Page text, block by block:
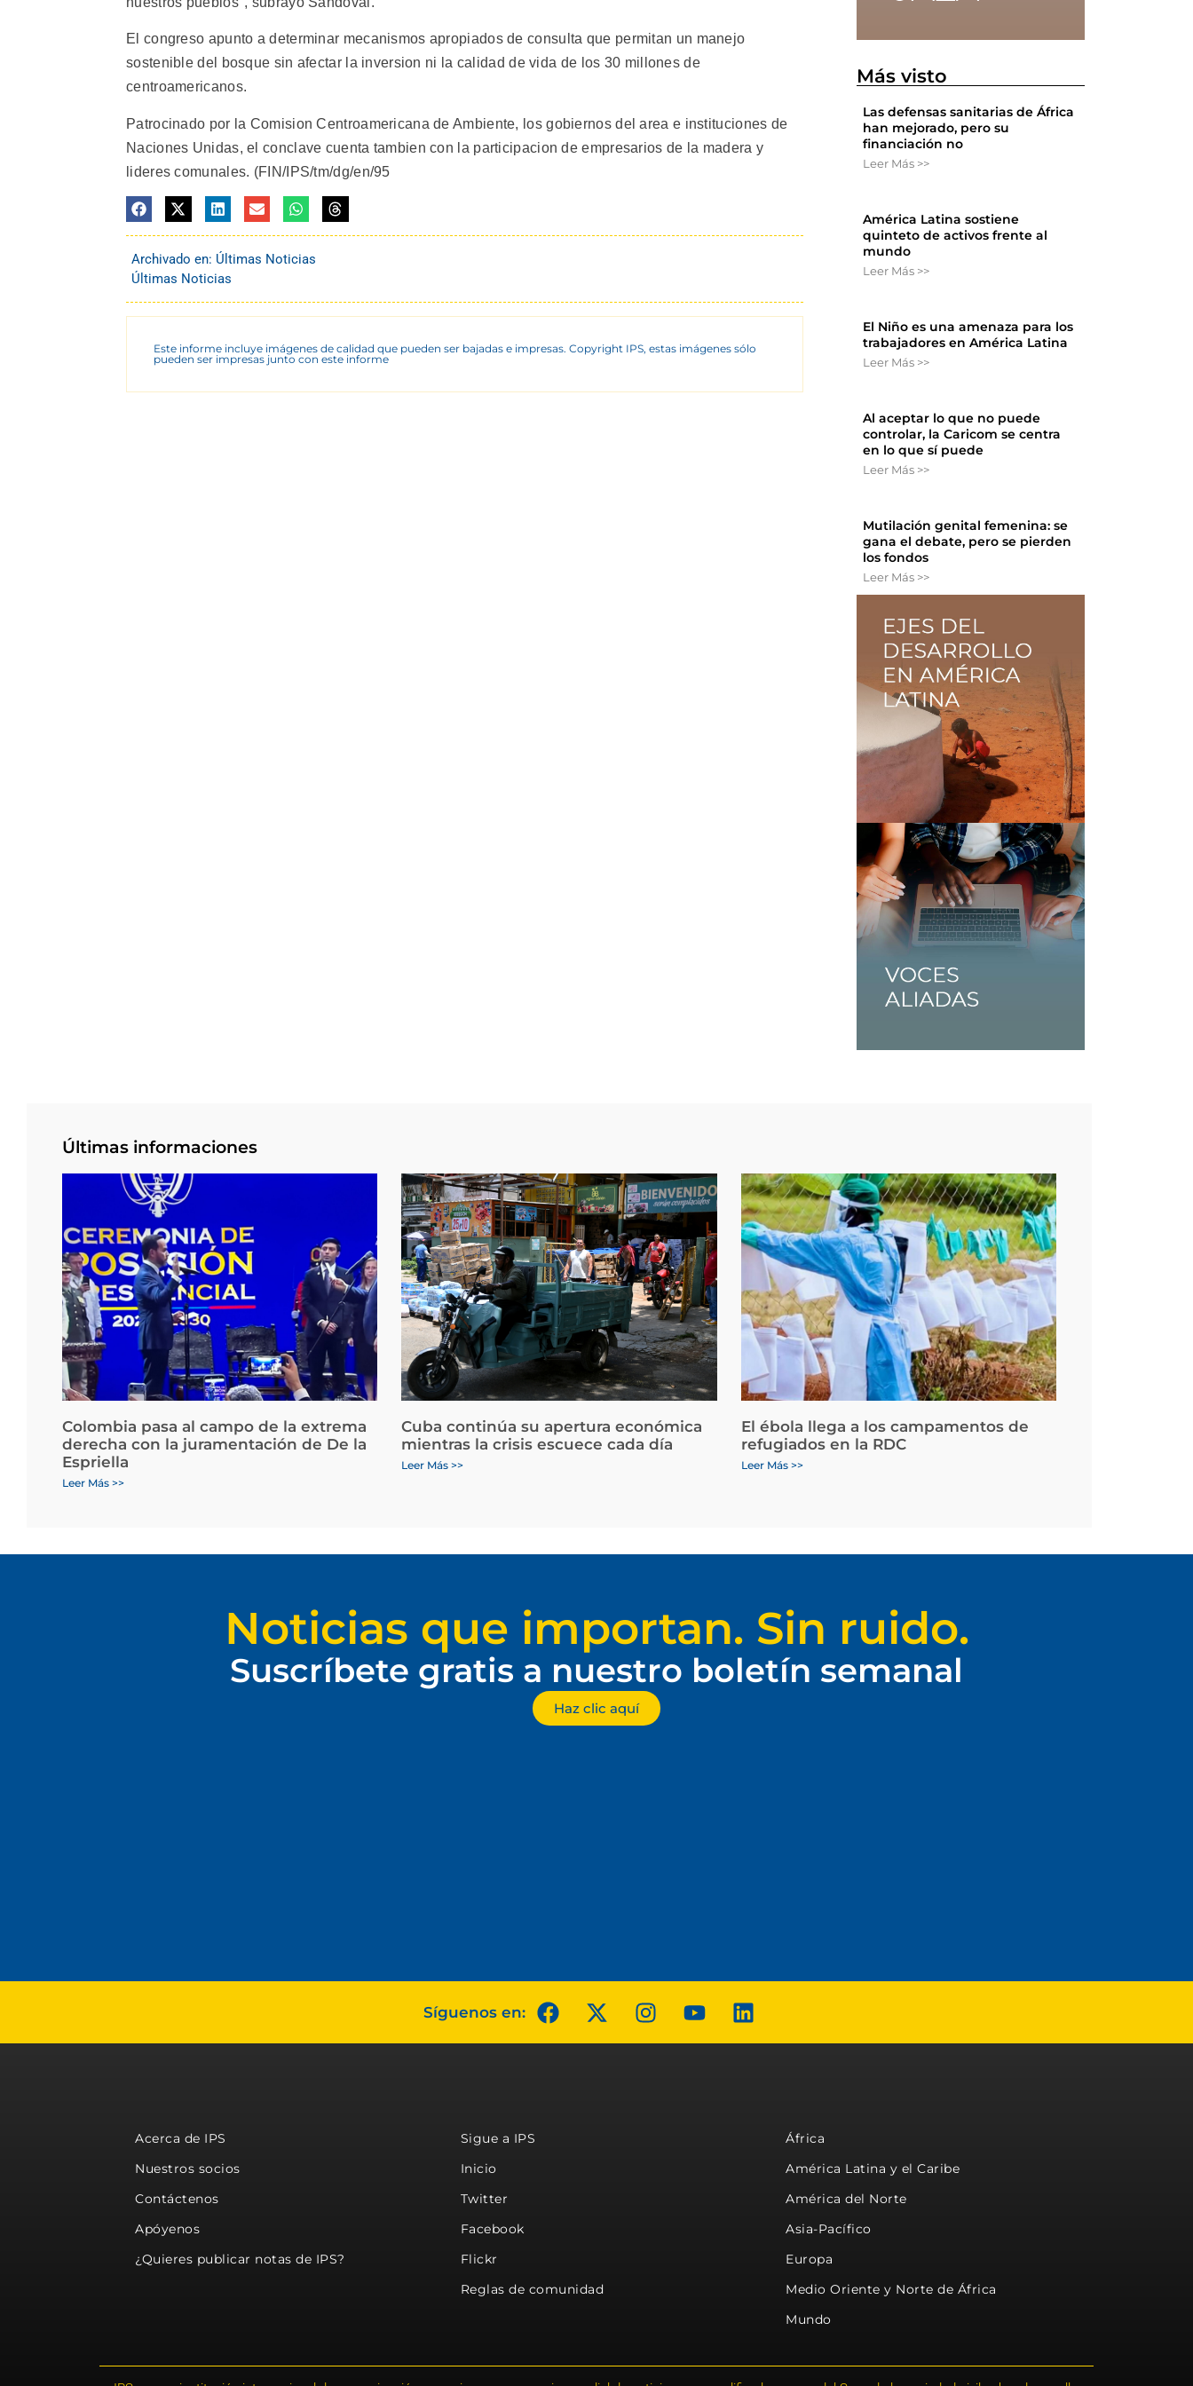
El congreso apunto a determinar mecanismos apropiados de consulta que permitan un manejo
sostenible del bosque sin afectar la inversion ni la calidad de vida de los 30 millones de
centroamericanos.
Patrocinado por la Comision Centroamericana de Ambiente, los gobiernos del area e instituciones de
Naciones Unidas, el conclave cuenta tambien con la participacion de empresarios de la madera y
lideres comunales. (FIN/IPS/tm/dg/en/95
Archivado en: Últimas Noticias
Últimas Noticias
Este informe incluye imágenes de calidad que pueden ser bajadas e impresas. Copyright IPS, estas imágenes sólo
pueden ser impresas junto con este informe
Más visto
Las defensas sanitarias de África
han mejorado, pero su
financiación no
Leer Más >>
América Latina sostiene
quinteto de activos frente al
mundo
Leer Más >>
El Niño es una amenaza para los
trabajadores en América Latina
Leer Más >>
Al aceptar lo que no puede
controlar, la Caricom se centra
en lo que sí puede
Leer Más >>
Mutilación genital femenina: se
gana el debate, pero se pierden
los fondos
Leer Más >>
Últimas informaciones
Colombia pasa al campo de la extrema
derecha con la juramentación de De la
Espriella
Leer Más >>
Cuba continúa su apertura económica
mientras la crisis escuece cada día
Leer Más >>
El ébola llega a los campamentos de
refugiados en la RDC
Leer Más >>
Noticias que importan. Sin ruido.
Suscríbete gratis a nuestro boletín semanal
Haz clic aquí
Síguenos en:
Acerca de IPS
Nuestros socios
Contáctenos
Apóyenos
¿Quieres publicar notas de IPS?
Sigue a IPS
Inicio
Twitter
Facebook
Flickr
Reglas de comunidad
África
América Latina y el Caribe
América del Norte
Asia-Pacífico
Europa
Medio Oriente y Norte de África
Mundo